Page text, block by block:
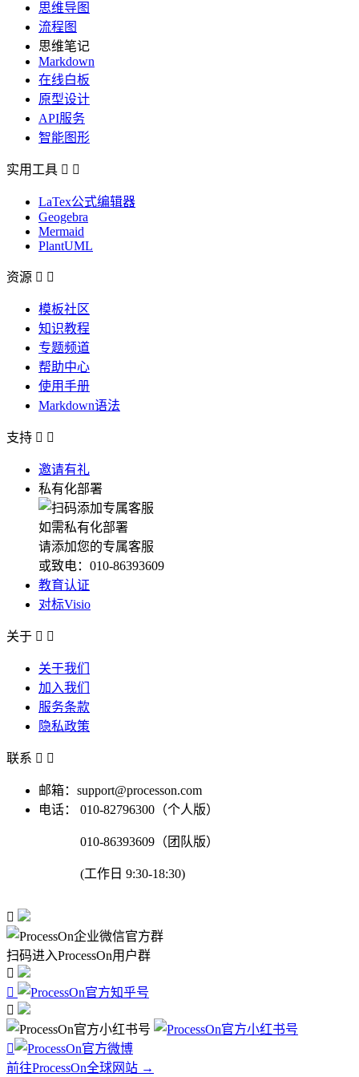
思维导图
流程图
思维笔记
Markdown
在线白板
原型设计
API服务
智能图形
实用工具  
LaTex公式编辑器
Geogebra
Mermaid
PlantUML
资源  
模板社区
知识教程
专题频道
帮助中心
使用手册
Markdown语法
支持  
邀请有礼
私有化部署
如需私有化部署
请添加您的专属客服
或致电：010-86393609
教育认证
对标Visio
关于  
关于我们
加入我们
服务条款
隐私政策
联系  
邮箱：support@processon.com
电话：
010-82796300（个人版）
010-86393609（团队版）
(工作日 9:30-18:30)

扫码进入ProcessOn用户群




前往ProcessOn全球网站 →